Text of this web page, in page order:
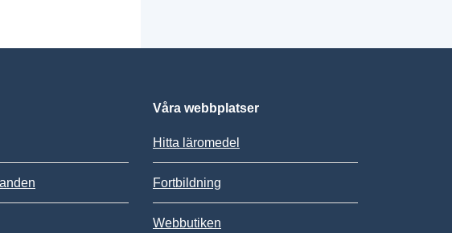
Våra webbplatser
Hitta läromedel
Fortbildning
Webbutiken